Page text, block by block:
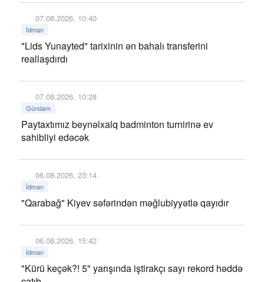
07.08.2026, 10:40
İdman
"Lids Yunayted" tarixinin ən bahalı transferini
reallaşdırdı
07.08.2026, 10:28
Gündəm
Paytaxtımız beynəlxalq badminton turnirinə ev
sahibliyi edəcək
06.08.2026, 23:14
İdman
"Qarabağ" Kiyev səfərindən məğlubiyyətlə qayıdır
06.08.2026, 15:42
İdman
"Kürü keçək?! 5" yarışında iştirakçı sayı rekord həddə